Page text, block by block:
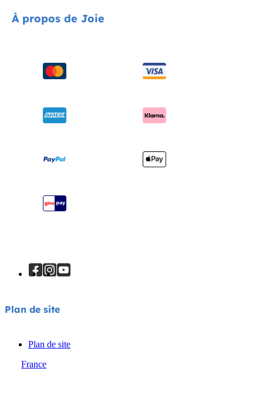
Poussettes
Balancelles et transats
Porte-bébés
Compatibilité des produits
Mises à jour du produit
Garantie
Plan du site
À propos de Joie
À propos de nous
Trouver un magasin
Plan de site
Plan de site
France